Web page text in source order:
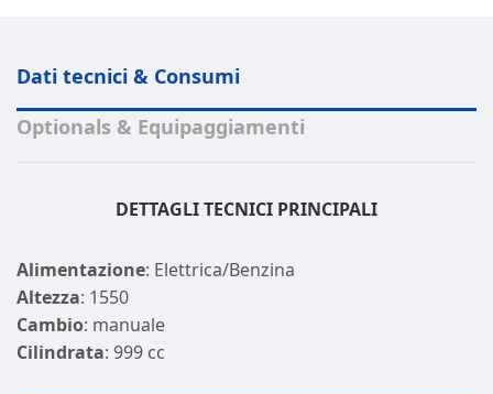
Dati tecnici & Consumi
Optionals & Equipaggiamenti
DETTAGLI TECNICI PRINCIPALI
Alimentazione: Elettrica/Benzina
Altezza: 1550
Cambio: manuale
Cilindrata: 999 cc